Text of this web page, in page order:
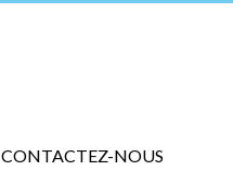
CONTACTEZ-NOUS